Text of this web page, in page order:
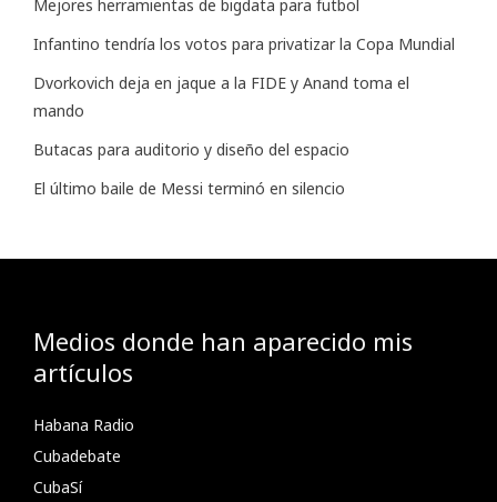
Mejores herramientas de bigdata para futbol
Infantino tendría los votos para privatizar la Copa Mundial
Dvorkovich deja en jaque a la FIDE y Anand toma el
mando
Butacas para auditorio y diseño del espacio
El último baile de Messi terminó en silencio
Medios donde han aparecido mis
artículos
Habana Radio
Cubadebate
CubaSí